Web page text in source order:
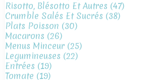
Risotto, Blésotto Et Autres (47)
Crumble Salés Et Sucrés (38)
Plats Poisson (30)
Macarons (26)
Menus Minceur (25)
Legumineuses (22)
Entrées (19)
Tomate (19)